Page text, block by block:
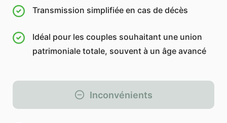
Transmission simplifiée en cas de décès
Idéal pour les couples souhaitant une union
patrimoniale totale, souvent à un âge avancé
Inconvénients